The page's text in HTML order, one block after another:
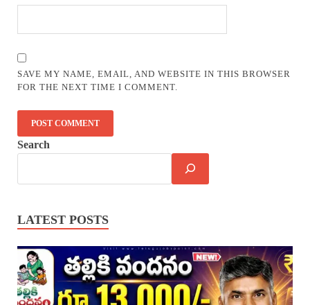
SAVE MY NAME, EMAIL, AND WEBSITE IN THIS BROWSER
FOR THE NEXT TIME I COMMENT.
Search
LATEST POSTS